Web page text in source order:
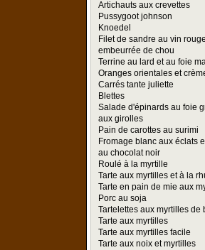
Artichauts aux crevettes
Pussygoot johnson
Knoedel
Filet de sandre au vin
embeurrée de chou
Terrine au lard et au foie
Oranges orientales et
Carrés tante juliette
Blettes
Salade d'épinards au foie
aux girolles
Pain de carottes au surimi
Fromage blanc aux éclats
au chocolat noir
Roulé à la myrtille
Tarte aux myrtilles et à la
Tarte en pain de mie aux
Porc au soja
Tartelettes aux myrtilles de
Tarte aux myrtilles
Tarte aux myrtilles facile
Tarte aux noix et myrtilles